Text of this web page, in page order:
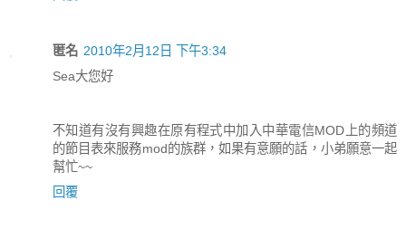
匿名 2010年2月12日 下午3:34
Sea大您好
不知道有沒有興趣在原有程式中加入中華電信MOD上的頻道
的節目表來服務mod的族群，如果有意願的話，小弟願意一起
幫忙~~
回覆